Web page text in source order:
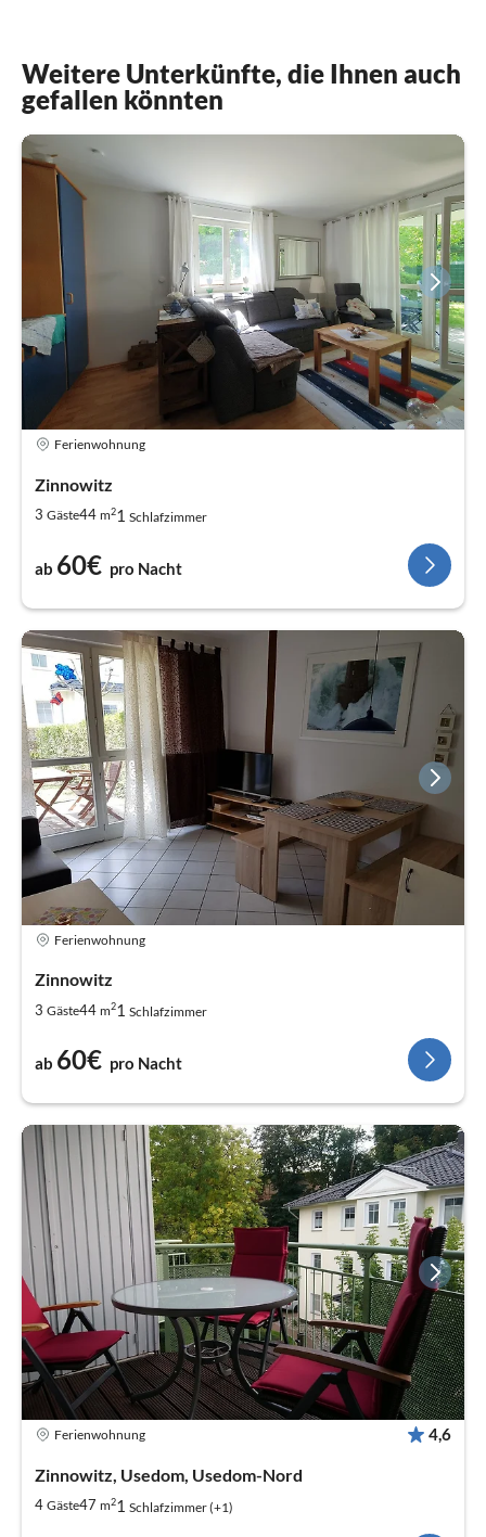
Weitere Unterkünfte, die Ihnen auch
gefallen könnten
Ferienwohnung
Zinnowitz
3 Gäste44 m21 Schlafzimmer
ab 60€ pro Nacht
Ferienwohnung
Zinnowitz
3 Gäste44 m21 Schlafzimmer
ab 60€ pro Nacht
Ferienwohnung 4,6
Zinnowitz, Usedom, Usedom-Nord
4 Gäste47 m21 Schlafzimmer (+1)